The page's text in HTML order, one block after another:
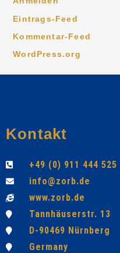
Eintrags-Feed
Kommentar-Feed
WordPress.org
Kontakt
+49 (0) 911 444 525
info@zorb.de
www.zorb.de
Tannhäuserstr. 13
D-90469 Nürnberg
Germany